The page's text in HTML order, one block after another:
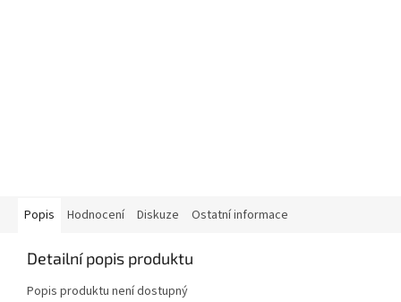
Popis Hodnocení Diskuze Ostatní informace
Detailní popis produktu
Popis produktu není dostupný